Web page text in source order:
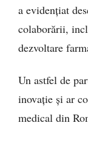
a evidențiat
colaborării,
dezvoltare
Un astfel de
inovație și ar
medical din